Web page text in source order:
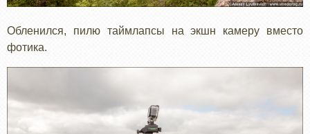
Обленился, пилю таймлапсы на экшн камеру вместо
фотика.